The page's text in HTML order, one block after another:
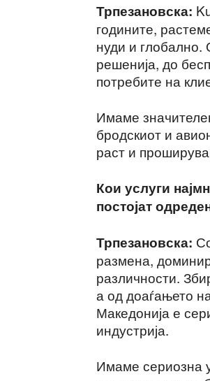
Трпезановска:
годините,
нуди и глобално.
решенија, до
потребите на
Имаме
бродскиот и
раст и
Кои услуги
постојат
Трпезановска:
размена,
различности.
а од доаѓањето
Македонија е
индустрија.
Имаме сериозна